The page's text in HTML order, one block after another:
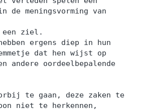
meningsvorming van
een ziel.
ergens diep in hun
dat hen wijst op
andere oordeelbepalende
te gaan, deze zaken te
niet te herkennen,